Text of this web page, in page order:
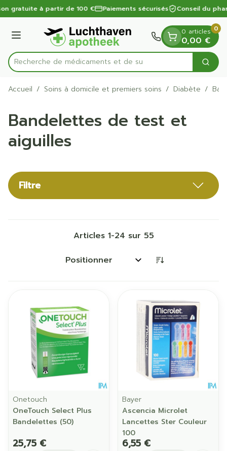
Aller au contenu
1 de 1
gratuite à partir de 100 € Paiements sécurisés Conseil du
Menu
Rechercher
Recherche
0 articles
0,00 €
0
Accueil / Soins à domicile et premiers soins / Diabète /
Bandelettes de test et
aiguilles
Filtre
Articles 1-24 sur 55
Trier par:
Onetouch
OneTouch Select Plus
Bandelettes (50)
25,75 €
Bayer
Ascencia Microlet
Lancettes Ster Couleur
100
6,55 €